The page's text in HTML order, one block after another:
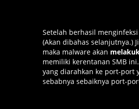
Setelah berhasil
(Akan dibahas selanjutnya.)
maka malware akan
memiliki kerentanan SMB
yang diarahkan ke port-port
sebabnya sebaiknya port-